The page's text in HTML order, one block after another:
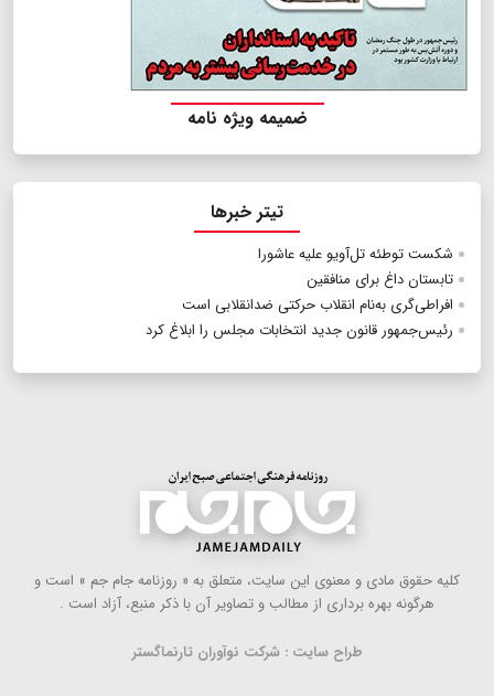
ضمیمه ویژه نامه
تیتر خبرها
شکست توطئه تل‌آویو علیه عاشورا
تابستان داغ برای منافقین
افراطی‌گری به‌نام انقلاب حرکتی ضدانقلابی است
رئیس‌جمهور قانون جدید انتخابات مجلس را ابلاغ کرد
كلیه حقوق مادی و معنوی این سایت، متعلق به « روزنامه جام جم » است و
هرگونه بهره ‌برداری از مطالب و تصاویر آن با ذكر منبع، آزاد است .
طراح سایت : شرکت نوآوران تارنماگستر